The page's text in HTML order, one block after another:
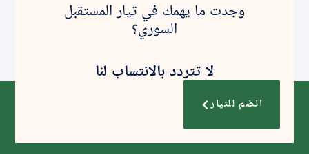
وجدت ما يهمك في تيار المستقبل
السوري؟
لا تتردد بالانتساب لنا
انضم للتيار